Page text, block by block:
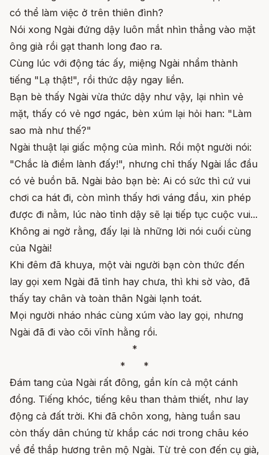
có thể làm việc ở trên thiên đình?
Nói xong Ngài đứng dậy luôn mắt nhìn thẳng vào mặt
ông già rồi gạt thanh long đao ra.
Cùng lúc với động tác ấy, miệng Ngài nhẩm thành
tiếng "Lạ thật!", rồi thức dậy ngay liền.
Bạn bè thấy Ngài vừa thức dậy như vậy, lại nhìn vẻ
mặt, thấy có vẻ ngơ ngác, bèn xúm lại hỏi han: "Làm
sao mà như thế?"
Ngài thuật lại giấc mộng của mình. Rồi một người nói:
"Chắc là điềm lành đấy!", nhưng chỉ thấy Ngài lắc đầu
có vẻ buồn bã. Ngài bảo bạn bè: Ai có sức thì cứ vui
chơi ca hát đi, còn mình thấy hơi váng đầu, xin phép
được đi nằm, lúc nào tỉnh dậy sẽ lại tiếp tục cuộc vui...
Không ai ngờ rằng, đấy lại là những lời nói cuối cùng
của Ngài!
Khi đêm đã khuya, một vài người bạn còn thức đến
lay gọi xem Ngài đã tỉnh hay chưa, thì khi sờ vào, đã
thấy tay chân và toàn thân Ngài lạnh toát.
Mọi người nháo nhác cùng xúm vào lay gọi, nhưng
Ngài đã đi vào cõi vĩnh hằng rồi.
*
* *
Đám tang của Ngài rất đông, gần kín cả một cánh
đồng. Tiếng khóc, tiếng kêu than thảm thiết, như lay
động cả đất trời. Khi đã chôn xong, hàng tuần sau
còn thấy dân chúng từ khắp các nơi trong châu kéo
về để thắp hương trên mộ Ngài. Từ trẻ con đến cụ già,